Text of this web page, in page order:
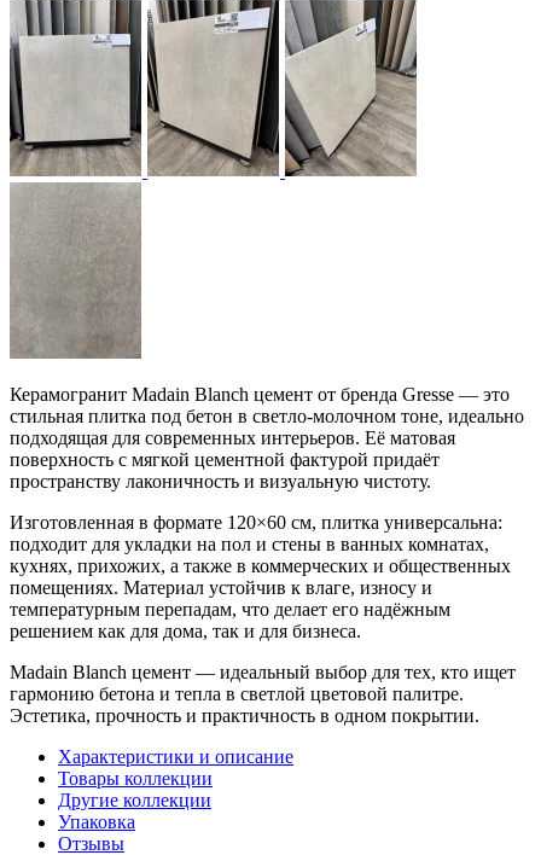
Керамогранит Madain Blanch цемент от бренда Gresse — это
стильная плитка под бетон в светло-молочном тоне, идеально
подходящая для современных интерьеров. Её матовая
поверхность с мягкой цементной фактурой придаёт
пространству лаконичность и визуальную чистоту.
Изготовленная в формате 120×60 см, плитка универсальна:
подходит для укладки на пол и стены в ванных комнатах,
кухнях, прихожих, а также в коммерческих и общественных
помещениях. Материал устойчив к влаге, износу и
температурным перепадам, что делает его надёжным
решением как для дома, так и для бизнеса.
Madain Blanch цемент — идеальный выбор для тех, кто ищет
гармонию бетона и тепла в светлой цветовой палитре.
Эстетика, прочность и практичность в одном покрытии.
Характеристики и описание
Товары коллекции
Другие коллекции
Упаковка
Отзывы